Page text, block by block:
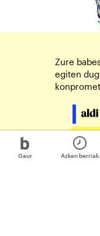
Gaur Azken berriak
Zure
egiten